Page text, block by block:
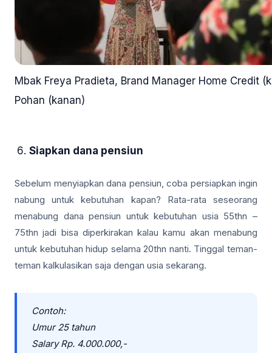
Mbak Freya Pradieta, Brand Manager Home Credit
Pohan (kanan)
Siapkan dana pensiun
Sebelum menyiapkan dana pensiun, coba persiapkan ingin
nabung untuk kebutuhan kapan? Rata-rata seseorang
menabung dana pensiun untuk kebutuhan usia 55thn –
75thn jadi bisa diperkirakan kalau kamu akan menabung
untuk kebutuhan hidup selama 20thn nanti. Tinggal teman-
teman kalkulasikan saja dengan usia sekarang.
Contoh:
Umur 25 tahun
Salary Rp. 4.000.000,-